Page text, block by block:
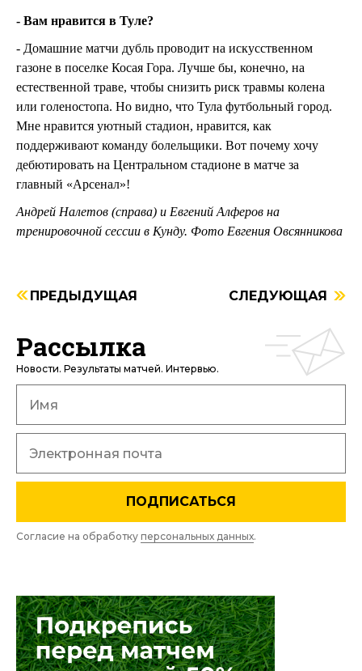
- Вам нравится в Туле?
- Домашние матчи дубль проводит на искусственном
газоне в поселке Косая Гора. Лучше бы, конечно, на
естественной траве, чтобы снизить риск травмы колена
или голеностопа. Но видно, что Тула футбольный город.
Мне нравится уютный стадион, нравится, как
поддерживают команду болельщики. Вот почему хочу
дебютировать на Центральном стадионе в матче за
главный «Арсенал»!
Андрей Налетов (справа) и Евгений Алферов на
тренировочной сессии в Кунду. Фото Евгения Овсянникова
ПРЕДЫДУЩАЯ СЛЕДУЮЩАЯ
Рассылка
Новости. Результаты матчей. Интервью.
ПОДПИСАТЬСЯ
Согласие на обработку персональных данных.